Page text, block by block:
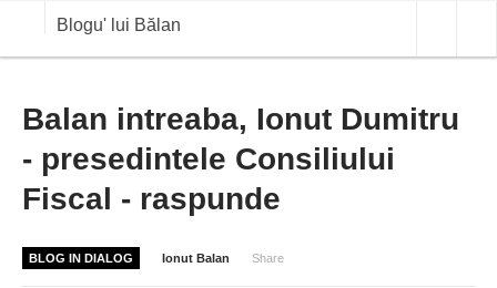
Blogu' lui Bălan
OPINII
ANALIZE
BLOG IN DIALOG
Balan intreaba, Ionut Dumitru
- presedintele Consiliului
Fiscal - raspunde
BLOG IN DIALOG Ionut Balan Share